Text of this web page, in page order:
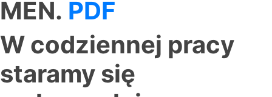
MEN. PDF
W codziennej pracy
staramy się